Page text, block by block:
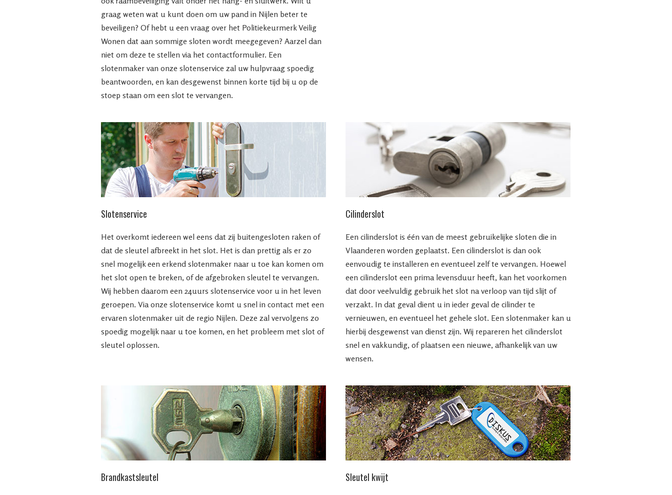
graag weten wat u kunt doen om uw pand in Nijlen beter te
beveiligen? Of hebt u een vraag over het Politiekeurmerk Veilig
Wonen dat aan sommige sloten wordt meegegeven? Aarzel dan
niet om deze te stellen via het contactformulier. Een
slotenmaker van onze slotenservice zal uw hulpvraag spoedig
beantwoorden, en kan desgewenst binnen korte tijd bij u op de
stoep staan om een slot te vervangen.
Slotenservice
Het overkomt iedereen wel eens dat zij buitengesloten raken of
dat de sleutel afbreekt in het slot. Het is dan prettig als er zo
snel mogelijk een erkend slotenmaker naar u toe kan komen om
het slot open te breken, of de afgebroken sleutel te vervangen.
Wij hebben daarom een 24uurs slotenservice voor u in het leven
geroepen. Via onze slotenservice komt u snel in contact met een
ervaren slotenmaker uit de regio Nijlen. Deze zal vervolgens zo
spoedig mogelijk naar u toe komen, en het probleem met slot of
sleutel oplossen.
Cilinderslot
Een cilinderslot is één van de meest gebruikelijke sloten die in
Vlaanderen worden geplaatst. Een cilinderslot is dan ook
eenvoudig te installeren en eventueel zelf te vervangen. Hoewel
een cilinderslot een prima levensduur heeft, kan het voorkomen
dat door veelvuldig gebruik het slot na verloop van tijd slijt of
verzakt. In dat geval dient u in ieder geval de cilinder te
vernieuwen, en eventueel het gehele slot. Een slotenmaker kan u
hierbij desgewenst van dienst zijn. Wij repareren het cilinderslot
snel en vakkundig, of plaatsen een nieuwe, afhankelijk van uw
wensen.
Brandkastsleutel Sleutel kwijt